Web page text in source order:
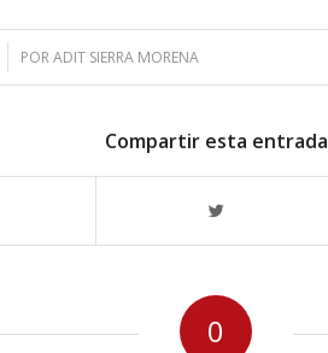
PORADIT SIERRA MORENA
Compartir esta entrada
0